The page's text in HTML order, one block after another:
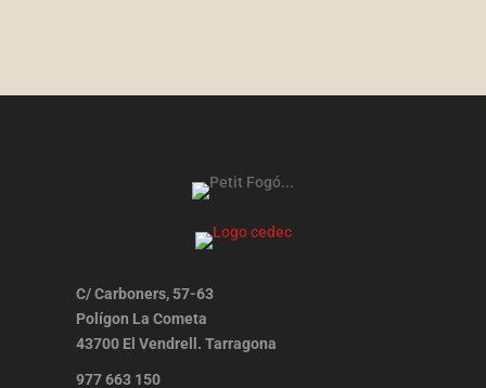
C/ Carboners, 57-63
Polígon La Cometa
43700 El Vendrell. Tarragona
977 663 150